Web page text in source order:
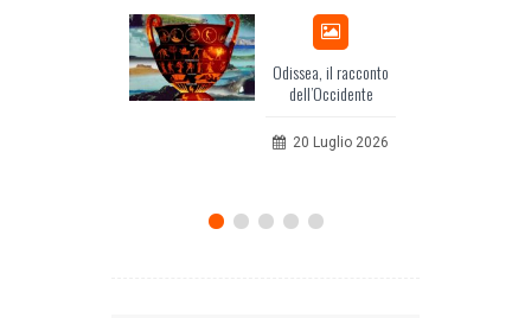
Odissea, il racconto
dell’Occidente
20 Luglio 2026